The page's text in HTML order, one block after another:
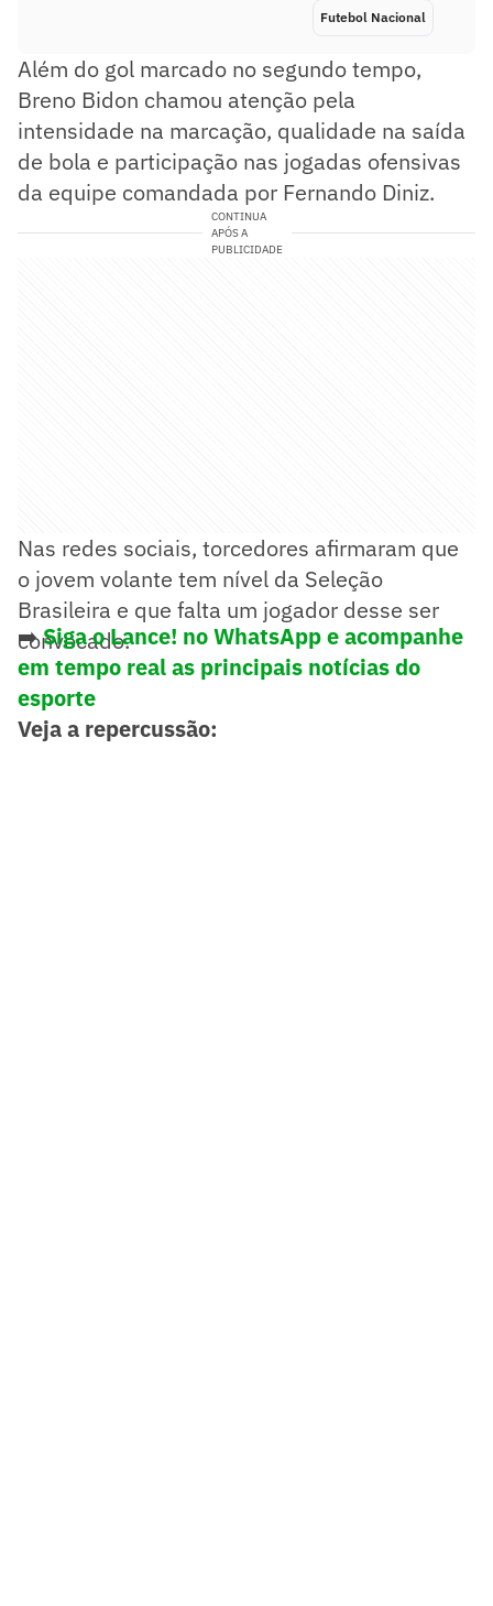
Futebol Nacional
Além do gol marcado no segundo tempo,
Breno Bidon chamou atenção pela
intensidade na marcação, qualidade na saída
de bola e participação nas jogadas ofensivas
da equipe comandada por Fernando Diniz.
CONTINUA
APÓS A
PUBLICIDADE
Nas redes sociais, torcedores afirmaram que
o jovem volante tem nível da Seleção
Brasileira e que falta um jogador desse ser
convocado.
➡️Siga o Lance! no WhatsApp e acompanhe
em tempo real as principais notícias do
esporte
Veja a repercussão: